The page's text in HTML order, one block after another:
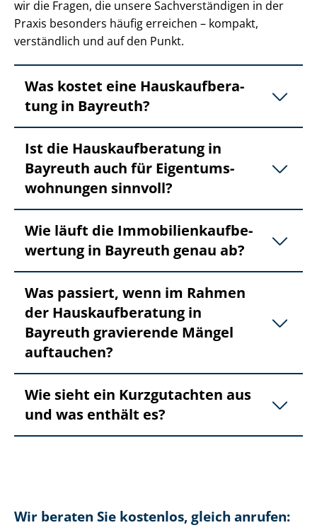
wir die Fragen, die unsere Sach­ver­stän­di­gen in der
Praxis besonders häufig erreichen – kompakt,
verständlich und auf den Punkt.
Was kostet eine Haus­kauf­be­ra­
tung in Bayreuth?
Ist die Haus­kauf­be­ra­tung in
Bayreuth auch für Ei­gen­tums­
woh­nun­gen sinnvoll?
Wie läuft die Im­mo­bi­li­en­kauf­be­
wer­tung in Bayreuth genau ab?
Was passiert, wenn im Rahmen
der Haus­kauf­be­ra­tung in
Bayreuth gravierende Mängel
auftauchen?
Wie sieht ein Kurzgutachten aus
und was enthält es?
Wir beraten Sie kostenlos, gleich anrufen: